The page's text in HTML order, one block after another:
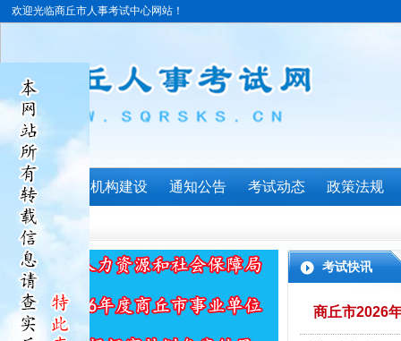
欢迎光临商丘市人事考试中心网站！
首页 机构建设 通知公告 考试动态 政策法规
考试快讯
商丘市2026